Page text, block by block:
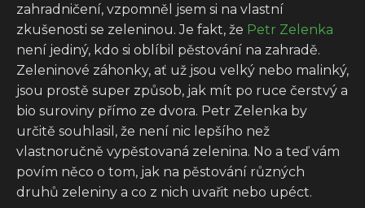
zahradničení, vzpomněl jsem si na vlastní
zkušenosti se zeleninou. Je fakt, že Petr Zelenka
není jediný, kdo si oblíbil pěstování na zahradě.
Zeleninové záhonky, ať už jsou velký nebo malinký,
jsou prostě super způsob, jak mít po ruce čerstvý a
bio suroviny přímo ze dvora. Petr Zelenka by
určitě souhlasil, že není nic lepšího než
vlastnoručně vypěstovaná zelenina. No a teď vám
povím něco o tom, jak na pěstování různých
druhů zeleniny a co z nich uvařit nebo upéct.